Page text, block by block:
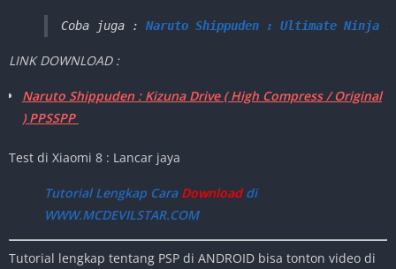
Coba juga : Naruto Shippuden : Ultimate Ninja
LINK DOWNLOAD :
Naruto Shippuden : Kizuna Drive ( High Compress / Original
) PPSSPP
Test di Xiaomi 8 : Lancar jaya
Tutorial Lengkap CaraDownloaddi
WWW.MCDEVILSTAR.COM
Tutorial lengkap tentang PSP di ANDROID bisa tonton video di